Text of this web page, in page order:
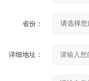
省份：
详细地址：